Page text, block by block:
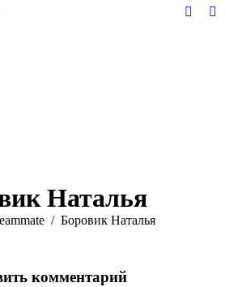
Наталья
Боровик Наталья
комментарий